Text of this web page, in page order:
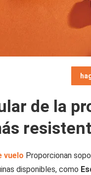
de la
vuelo Proporcionan
disponibles, como